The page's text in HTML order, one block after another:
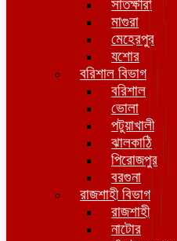
সাতক্ষীরা
মাগুরা
মেহেরপুর
যশোর
বরিশাল বিভাগ
বরিশাল
ভোলা
পটুয়াখালী
ঝালকাঠি
পিরোজপুর
বরগুনা
রাজশাহী বিভাগ
রাজশাহী
নাটোর